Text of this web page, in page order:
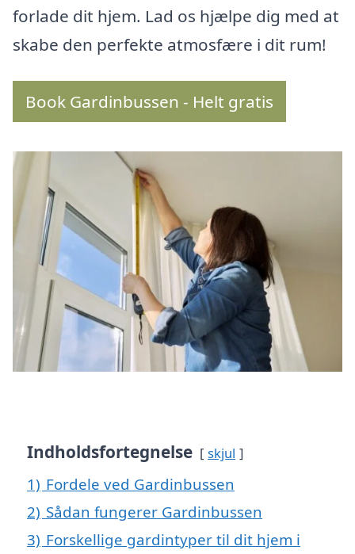
forlade dit hjem. Lad os hjælpe dig med at
skabe den perfekte atmosfære i dit rum!
Book Gardinbussen - Helt gratis
Indholdsfortegnelse skjul
1) Fordele ved Gardinbussen
2) Sådan fungerer Gardinbussen
3) Forskellige gardintyper til dit hjem i